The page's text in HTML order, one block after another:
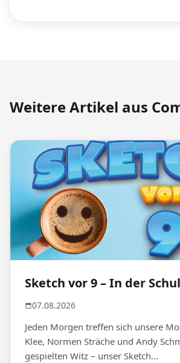
Weitere Artikel aus
Sketch vor 9 – In der
07.08.2026
Jeden Morgen treffen sich unsere
Klee, Normen Sträche und Andy
gespielten Witz – unser Sketch...